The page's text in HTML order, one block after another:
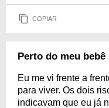
COPIAR
Perto do meu bebê
Eu me vi frente a
para viver. Os dois
indicavam que eu já